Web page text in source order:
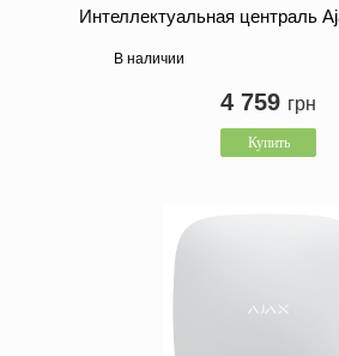
Интеллектуальная централь
В наличии
4 759 грн
Купить